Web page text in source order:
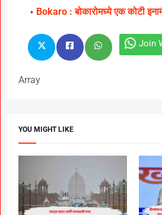
Bokaro : बोकारोमध्ये एक कोटी
Join
Array
YOU MIGHT LIKE